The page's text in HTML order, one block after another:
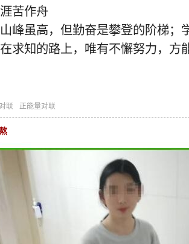
苦作舟
峰虽高，但勤奋是攀登的阶梯；
求知的路上，唯有不懈努力，方
联 正能量对联